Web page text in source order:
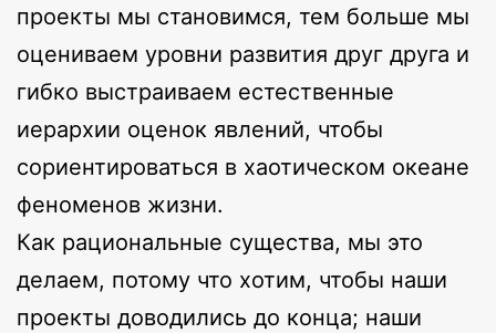
проекты мы становимся, тем больше мы
оцениваем уровни развития друг друга и
гибко выстраиваем естественные
иерархии оценок явлений, чтобы
сориентироваться в хаотическом океане
феноменов жизни.
Как рациональные существа, мы это
делаем, потому что хотим, чтобы наши
проекты доводились до конца; наши